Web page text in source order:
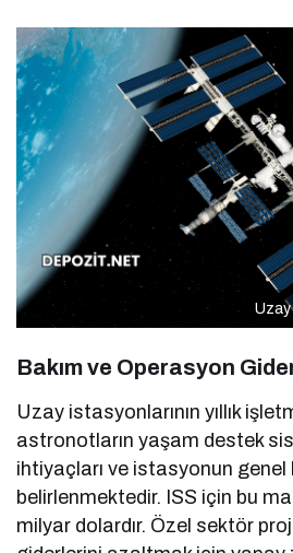
Bakım ve Operasyon
Uzay istasyonlarının yıllık
astronotların yaşam destek
ihtiyaçları ve istasyonun genel
belirlenmektedir. ISS için bu
milyar dolardır. Özel sektör